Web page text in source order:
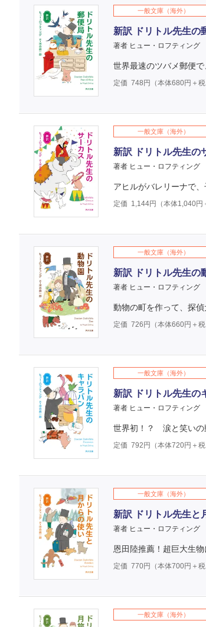
一般文庫（海外）
新訳 ドリトル先生の
著者 ヒュー・ロフティング
世界最速のツバメ郵便
定価 748 円（本体680円＋税
一般文庫（海外）
新訳 ドリトル先生の
著者 ヒュー・ロフティング
アヒルがバレリーナで
定価 1,144円（本体1,040円
一般文庫（海外）
新訳 ドリトル先生の
著者 ヒュー・ロフティング
動物の町を作って、探
定価 726 円（本体660円＋税
一般文庫（海外）
新訳 ドリトル先生の
著者 ヒュー・ロフティング
世界初！？ 涙と笑いの
定価 792 円（本体720円＋税
一般文庫（海外）
新訳 ドリトル先生と
著者 ヒュー・ロフティング
恩田陸推薦！超巨大生
定価 770円（本体700円＋税
一般文庫（海外）